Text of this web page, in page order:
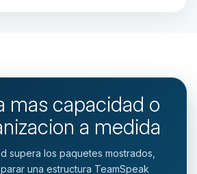
mas capacidad o
a medida
supera los paquetes mostrados,
una estructura TeamSpeak